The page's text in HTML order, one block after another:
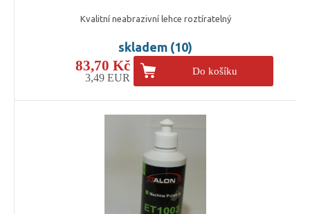
Kvalitní neabrazivní lehce roztíratelný
skladem (10)
83,70 Kč
3,49 EUR
Do košíku